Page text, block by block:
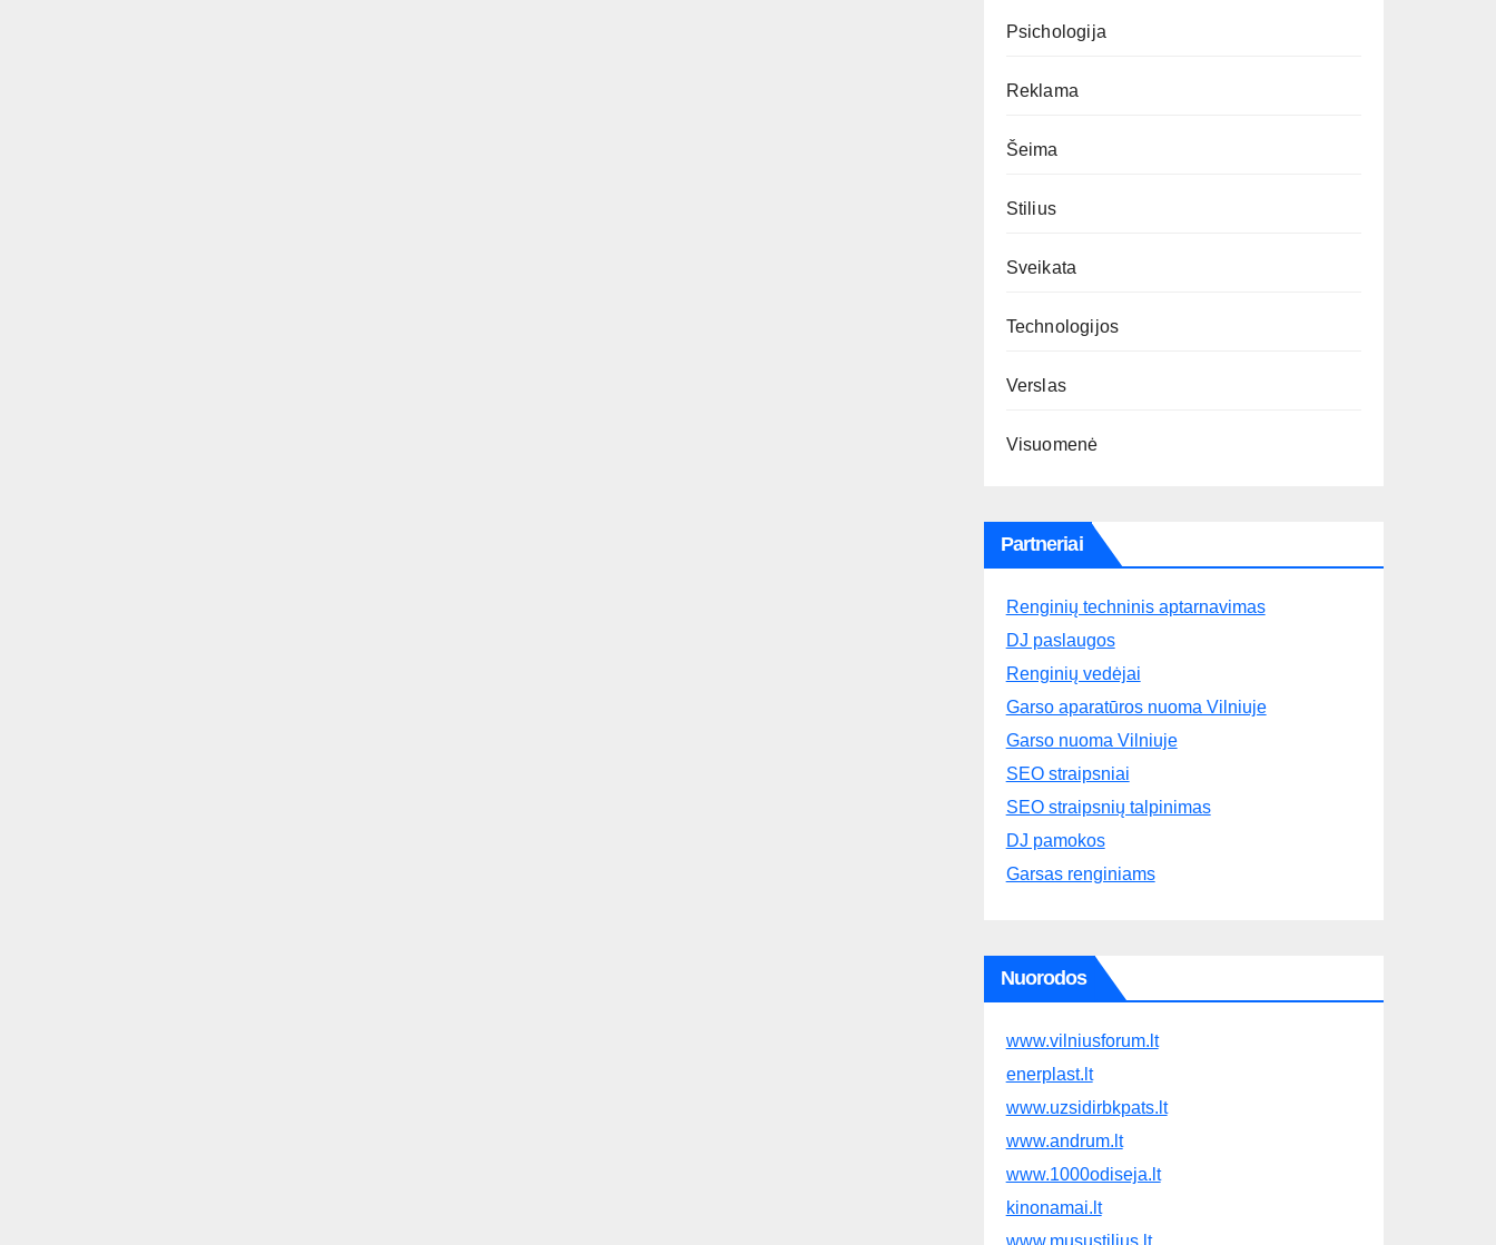
Psichologija
Reklama
Šeima
Stilius
Sveikata
Technologijos
Verslas
Visuomenė
Partneriai
Renginių techninis aptarnavimas
DJ paslaugos
Renginių vedėjai
Garso aparatūros nuoma Vilniuje
Garso nuoma Vilniuje
SEO straipsniai
SEO straipsnių talpinimas
DJ pamokos
Garsas renginiams
Nuorodos
www.vilniusforum.lt
enerplast.lt
www.uzsidirbkpats.lt
www.andrum.lt
www.1000odiseja.lt
kinonamai.lt
www.musustilius.lt